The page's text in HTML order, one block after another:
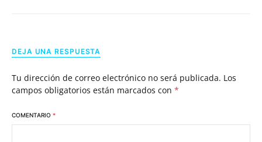
DEJA UNA RESPUESTA
Tu dirección de correo electrónico no será publicada. Los
campos obligatorios están marcados con *
COMENTARIO *